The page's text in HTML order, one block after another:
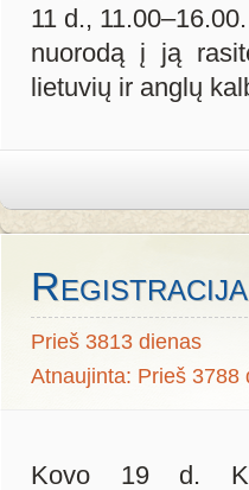
11 d.,
nuorodą į ją
lietuvių ir anglų
Registracija
Prieš 3813 dienas
Atnaujinta: Prieš 3788
Kovo 19 d.